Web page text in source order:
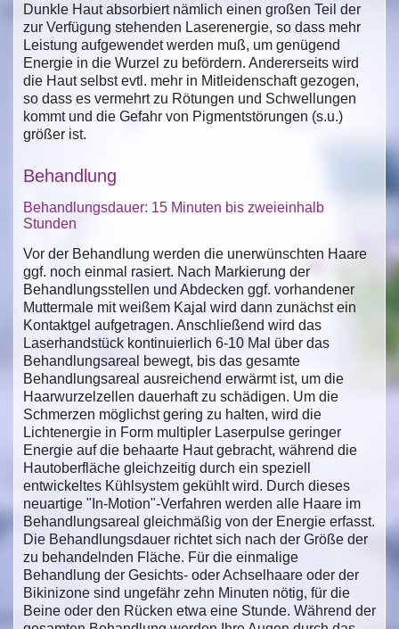
Dunkle Haut absorbiert nämlich einen großen Teil der
zur Verfügung stehenden Laserenergie, so dass mehr
Leistung aufgewendet werden muß, um genügend
Energie in die Wurzel zu befördern. Andererseits wird
die Haut selbst evtl. mehr in Mitleidenschaft gezogen,
so dass es vermehrt zu Rötungen und Schwellungen
kommt und die Gefahr von Pigmentstörungen (s.u.)
größer ist.
Behandlung
Behandlungsdauer: 15 Minuten bis zweieinhalb
Stunden
Vor der Behandlung werden die unerwünschten Haare
ggf. noch einmal rasiert. Nach Markierung der
Behandlungsstellen und Abdecken ggf. vorhandener
Muttermale mit weißem Kajal wird dann zunächst ein
Kontaktgel aufgetragen. Anschließend wird das
Laserhandstück kontinuierlich 6-10 Mal über das
Behandlungsareal bewegt, bis das gesamte
Behandlungsareal ausreichend erwärmt ist, um die
Haarwurzelzellen dauerhaft zu schädigen. Um die
Schmerzen möglichst gering zu halten, wird die
Lichtenergie in Form multipler Laserpulse geringer
Energie auf die behaarte Haut gebracht, während die
Hautoberfläche gleichzeitig durch ein speziell
entwickeltes Kühlsystem gekühlt wird. Durch dieses
neuartige "In-Motion"-Verfahren werden alle Haare im
Behandlungsareal gleichmäßig von der Energie erfasst.
Die Behandlungsdauer richtet sich nach der Größe der
zu behandelnden Fläche. Für die einmalige
Behandlung der Gesichts- oder Achselhaare oder der
Bikinizone sind ungefähr zehn Minuten nötig, für die
Beine oder den Rücken etwa eine Stunde. Während der